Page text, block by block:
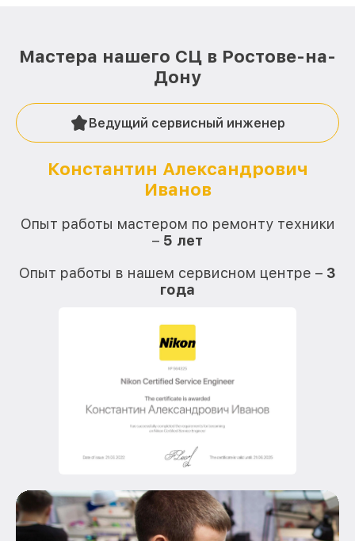
Мастера нашего СЦ в Ростове-на-
Дону
Ведущий сервисный инженер
Константин Александрович
Иванов
Опыт работы мастером по ремонту техники
– 5 лет
Опыт работы в нашем сервисном центре – 3
года